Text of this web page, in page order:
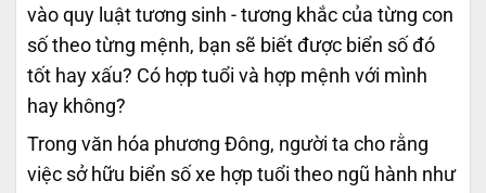
vào quy luật tương sinh - tương khắc của từng con
số theo từng mệnh, bạn sẽ biết được biển số đó
tốt hay xấu? Có hợp tuổi và hợp mệnh với mình
hay không?
Trong văn hóa phương Đông, người ta cho rằng
việc sở hữu biển số xe hợp tuổi theo ngũ hành như